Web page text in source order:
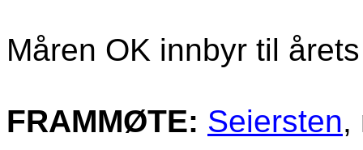
Måren OK innbyr til
FRAMMØTE: Seiersten,